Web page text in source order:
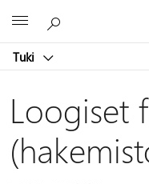
Tuki
Loogiset